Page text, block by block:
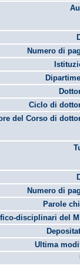
Numero di
Ciclo di
del Corso di
Numero di
Parole
disciplinari del
Ultima